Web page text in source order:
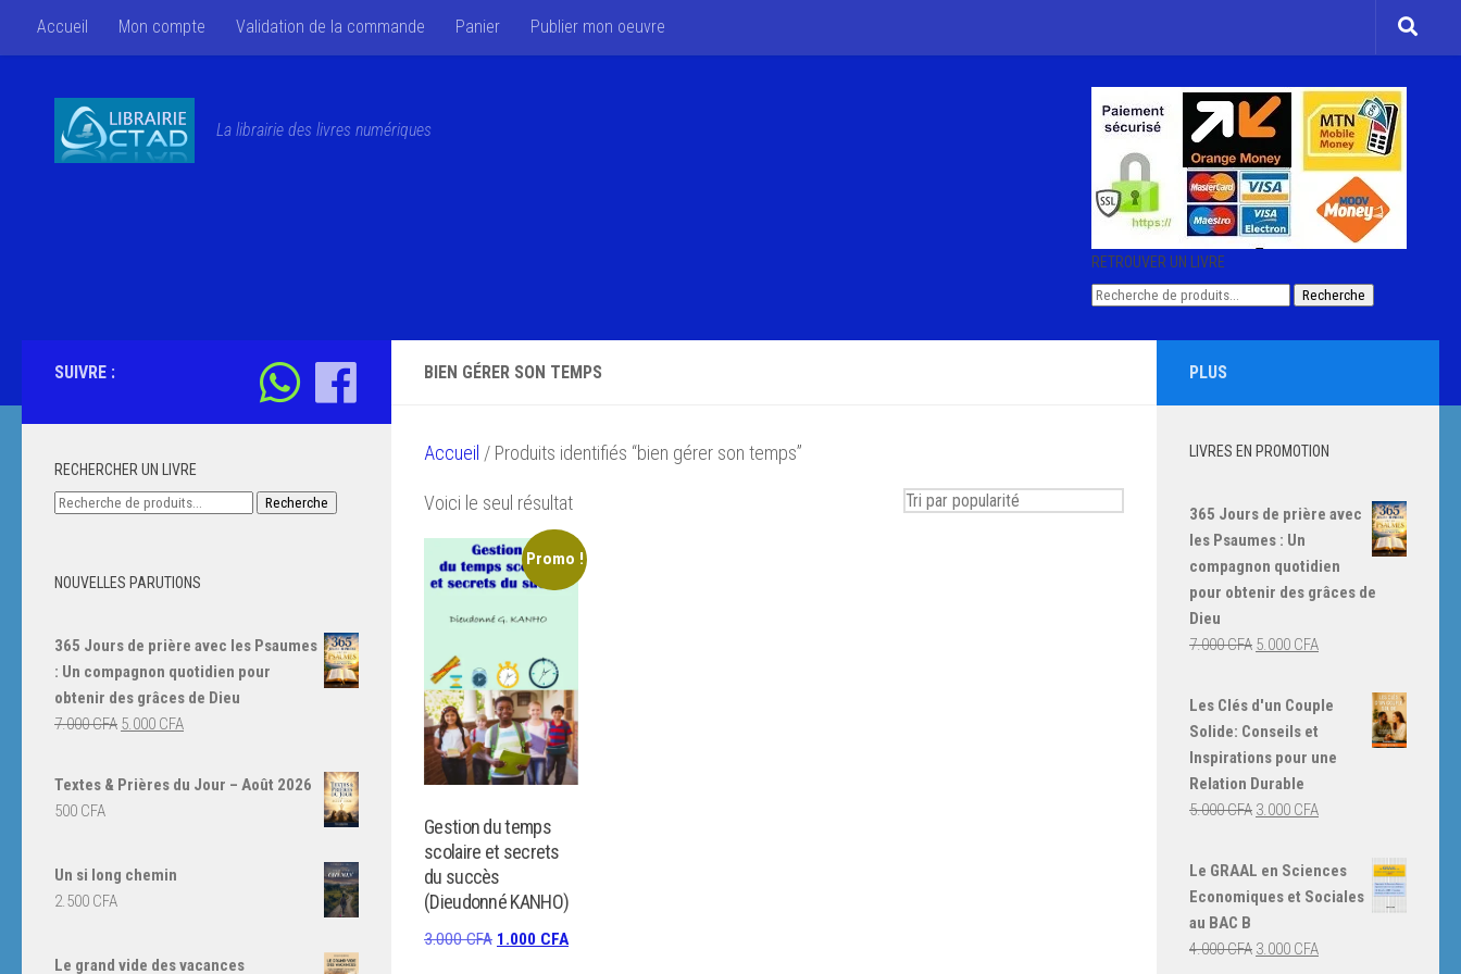
Skip to content
Accueil Mon compte Validation de la commande Panier Publier mon oeuvre
La librairie des livres numériques
RETROUVER UN LIVRE
Recherche
Recherche
BIEN GÉRER SON TEMPS
Accueil / Produits identifiés “bien gérer son temps”
Voici le seul résultat
Promo !
Gestion du temps
scolaire et secrets
du succès
(Dieudonné KANHO)
3.000CFA Le
1.000 CFALe
SUIVRE :
RECHERCHER UN LIVRE
Recherche
Recherche
NOUVELLES PARUTIONS
365 Jours de prière avec les Psaumes
: Un compagnon quotidien pour
obtenir des grâces de Dieu
7.000CFA Le
initial
5.000 CFALe
actuel
Textes & Prières du Jour – Août 2026
500 CFA
Un si long chemin
2.500 CFA
Le grand vide des vacances
PLUS
LIVRES EN PROMOTION
365 Jours de prière avec
les Psaumes : Un
compagnon quotidien
pour obtenir des grâces de
Dieu
7.000CFA Le
initial
était :
5.000 CFALe
actuel
5.000 CFA.
Les Clés d'un Couple
Solide: Conseils et
Inspirations pour une
Relation Durable
5.000CFA Le
initial
3.000 CFALe
est :
3.000 CFA.
Le GRAAL en Sciences
Economiques et Sociales
au BAC B
4.000CFA Le
3.000 CFALe